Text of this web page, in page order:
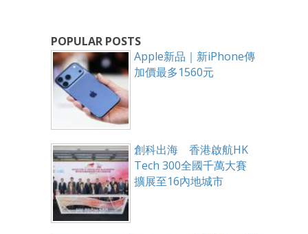
POPULAR POSTS
Apple新品｜新iPhone傳
加價最多1560元
創科出海 香港啟航HK
Tech 300全國千萬大賽
擴展至16內地城市